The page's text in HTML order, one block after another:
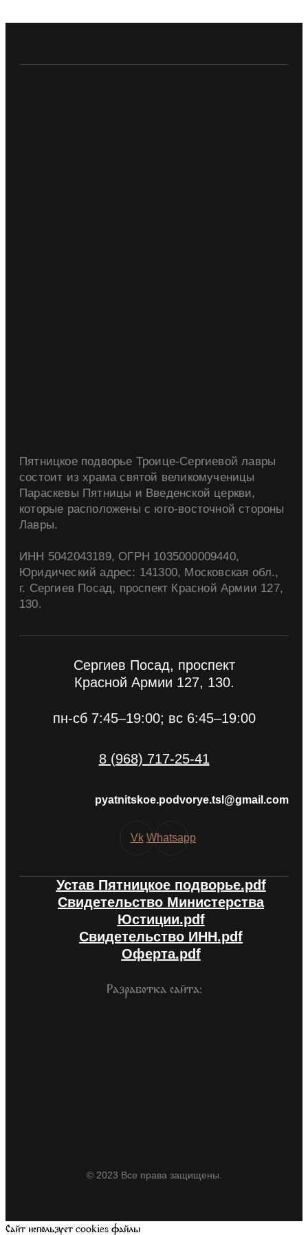
Пятницкое подворье Троице-Сергиевой лавры
состоит из храма святой великомученицы
Параскевы Пятницы и Введенской церкви,
которые расположены с юго-восточной стороны
Лавры.
ИНН 5042043189, ОГРН 1035000009440,
Юридический адрес: 141300, Московская обл.,
г. Сергиев Посад, проспект Красной Армии 127,
130.
Сергиев Посад, проспект
Красной Армии 127, 130.
пн-сб 7:45–19:00; вс 6:45–19:00
8 (968) 717-25-41
pyatnitskoe.podvorye.tsl@gmail.com
Vk Whatsapp
Устав Пятницкое подворье.pdf
Свидетельство Министерства
Юстиции.pdf
Свидетельство ИНН.pdf
Оферта.pdf
Разработка сайта:
© 2023 Все права защищены.
Сайт использует cookies файлы